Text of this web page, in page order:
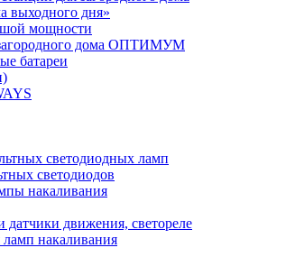
выходного дня»
мощности
загородного дома ОПТИМУМ
батареи
светодиодных ламп
светодиодов
накаливания
датчики движения, светореле
ламп накаливания